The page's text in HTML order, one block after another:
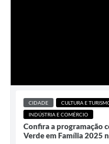
CIDADE
CULTURA E
INDÚSTRIA E COMÉRCIO
Confira a programação
Verde em Família 2025